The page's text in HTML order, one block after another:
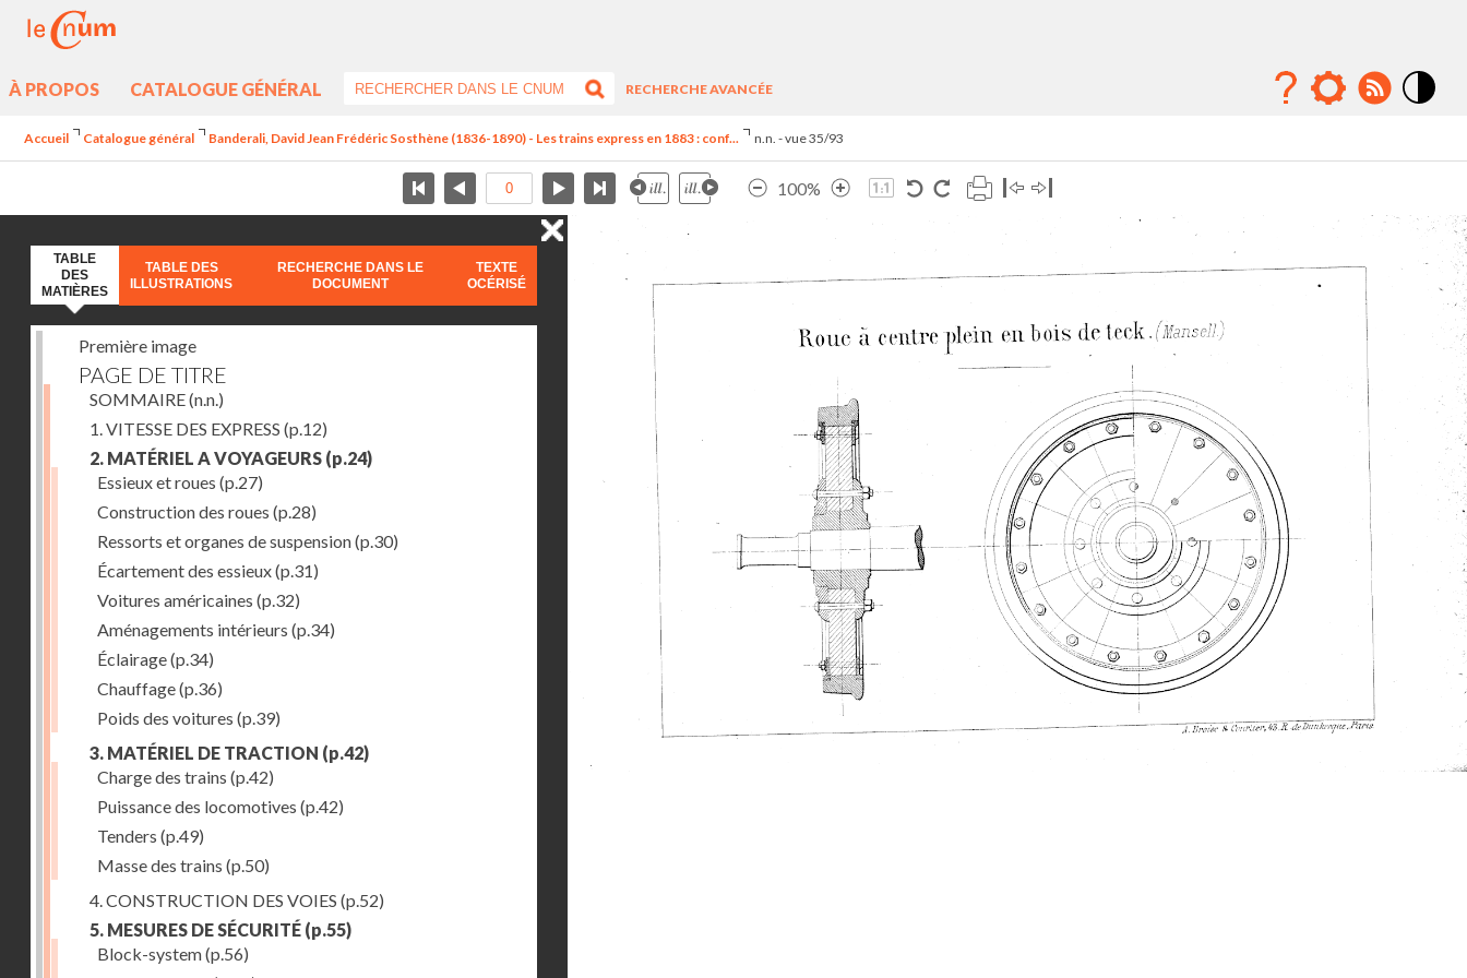
À PROPOS CATALOGUE GÉNÉRAL
RECHERCHE AVANCÉE
Accueil Catalogue général Banderali, David Jean Frédéric Sosthène (1836-1890) - Les trains express en 1883 : conf... n.n. - vue 35/93
100%
TABLE
DES
MATIÈRES
TABLE DES
ILLUSTRATIONS
RECHERCHE DANS LE
DOCUMENT
TEXTE
OCÉRISÉ
Première image
PAGE DE TITRE
SOMMAIRE(n.n.)
1. VITESSE DES EXPRESS (p.12)
2. MATÉRIEL A VOYAGEURS (p.24)
Essieux et roues (p.27)
Construction des roues (p.28)
Ressorts et organes de suspension(p.30)
Écartement des essieux(p.31)
Voitures américaines (p.32)
Aménagements intérieurs (p.34)
Éclairage(p.34)
Chauffage(p.36)
Poids des voitures (p.39)
3. MATÉRIEL DE TRACTION (p.42)
Charge des trains (p.42)
Puissance des locomotives (p.42)
Tenders (p.49)
Masse des trains (p.50)
4. CONSTRUCTION DES VOIES (p.52)
5. MESURES DE SÉCURITÉ (p.55)
Block-system(p.56)